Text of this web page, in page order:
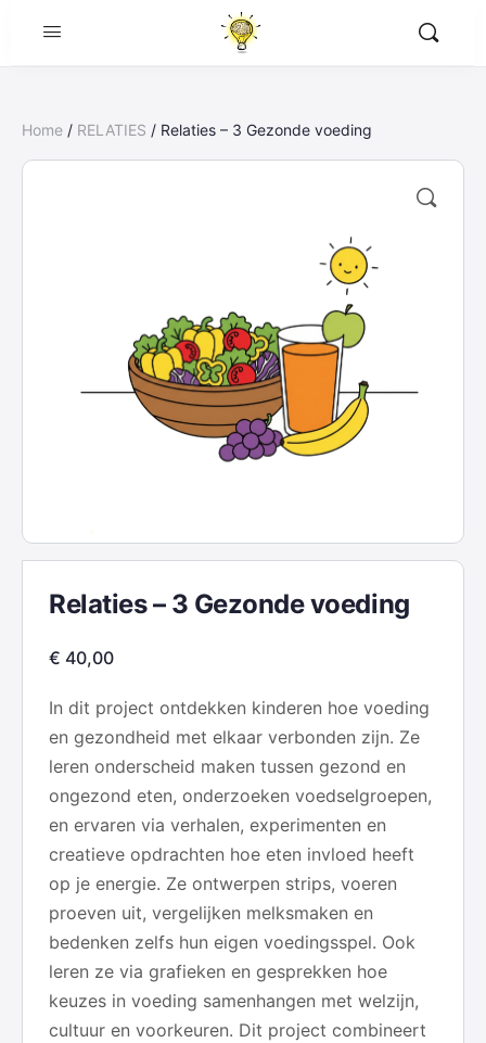
Home / RELATIES / Relaties – 3 Gezonde voeding
Relaties – 3 Gezonde voeding
€ 40,00
In dit project ontdekken kinderen hoe voeding
en gezondheid met elkaar verbonden zijn. Ze
leren onderscheid maken tussen gezond en
ongezond eten, onderzoeken voedselgroepen,
en ervaren via verhalen, experimenten en
creatieve opdrachten hoe eten invloed heeft
op je energie. Ze ontwerpen strips, voeren
proeven uit, vergelijken melksmaken en
bedenken zelfs hun eigen voedingsspel. Ook
leren ze via grafieken en gesprekken hoe
keuzes in voeding samenhangen met welzijn,
cultuur en voorkeuren. Dit project combineert